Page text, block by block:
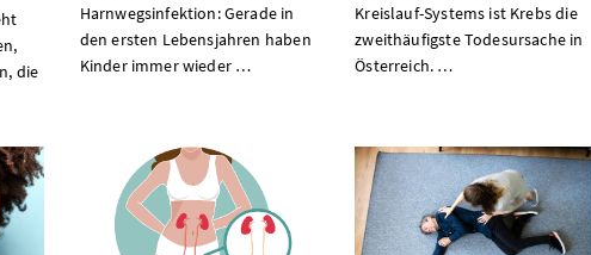
die
Harnwegsinfektion: Gerade in
den ersten Lebensjahren haben
Kinder immer wieder …
Kreislauf-Systems ist Krebs die
zweithäufigste Todesursache in
Österreich. …